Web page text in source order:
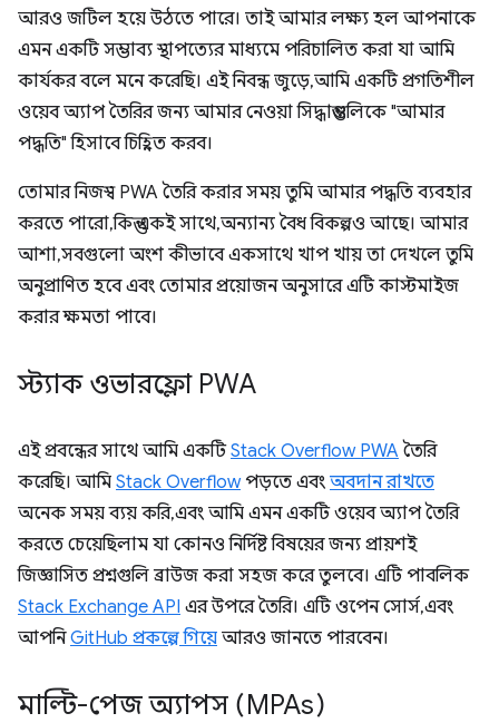
আরও জটিল হয়ে উঠতে পারে। তাই আমার লক্ষ্য হল আপনাকে
এমন একটি সম্ভাব্য স্থাপত্যের মাধ্যমে পরিচালিত করা যা আমি
কার্যকর বলে মনে করেছি। এই নিবন্ধ জুড়ে, আমি একটি প্রগতিশীল
ওয়েব অ্যাপ তৈরির জন্য আমার নেওয়া সিদ্ধান্তগুলিকে "আমার
পদ্ধতি" হিসাবে চিহ্নিত করব।
তোমার নিজস্ব PWA তৈরি করার সময় তুমি আমার পদ্ধতি ব্যবহার
করতে পারো, কিন্তু একই সাথে, অন্যান্য বৈধ বিকল্পও আছে। আমার
আশা, সবগুলো অংশ কীভাবে একসাথে খাপ খায় তা দেখলে তুমি
অনুপ্রাণিত হবে এবং তোমার প্রয়োজন অনুসারে এটি কাস্টমাইজ
করার ক্ষমতা পাবে।
স্ট্যাক ওভারফ্লো PWA
এই প্রবন্ধের সাথে আমি একটিStack Overflow PWA তৈরি
করেছি। আমি Stack Overflowপড়তে এবং অবদান রাখতে
অনেক সময় ব্যয় করি, এবং আমি এমন একটি ওয়েব অ্যাপ তৈরি
করতে চেয়েছিলাম যা কোনও নির্দিষ্ট বিষয়ের জন্য প্রায়শই
জিজ্ঞাসিত প্রশ্নগুলি ব্রাউজ করা সহজ করে তুলবে। এটি পাবলিক
Stack Exchange API এর উপরে তৈরি। এটি ওপেন সোর্স, এবং
আপনিGitHub প্রকল্পে গিয়ে আরও জানতে পারবেন।
মাল্টি-পেজ অ্যাপস (MPAs)